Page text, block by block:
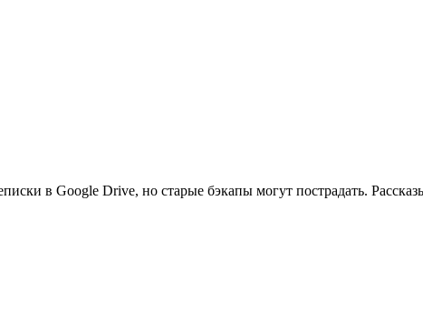
в Google Drive, но старые бэкапы могут пострадать.